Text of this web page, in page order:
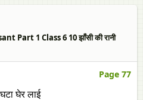
Part 1 Class 6 10 झाँसी की रानी
Page 77
घेर लाई